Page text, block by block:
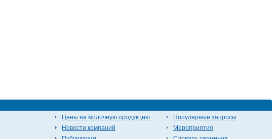
Цены на молочную продукцию
Новости компаний
Популярные запросы
Мероприятия